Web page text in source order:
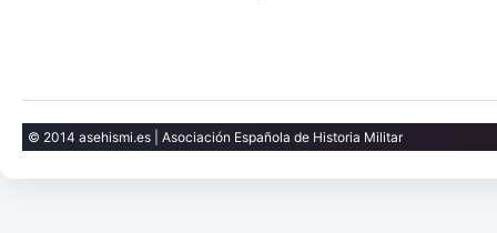
© 2014 asehismi.es | Asociación Española de Historia Militar